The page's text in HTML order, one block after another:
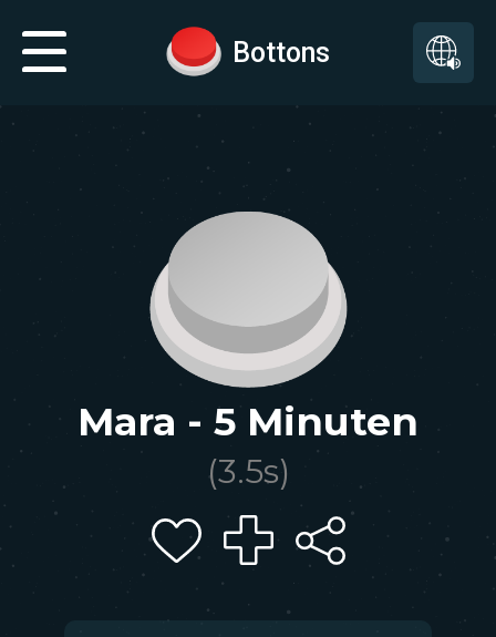
Bottons
Mara - 5 Minuten
(3.5s)